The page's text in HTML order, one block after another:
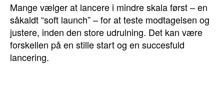
Mange vælger at lancere i mindre skala først – en
såkaldt “soft launch” – for at teste modtagelsen og
justere, inden den store udrulning. Det kan være
forskellen på en stille start og en succesfuld
lancering.